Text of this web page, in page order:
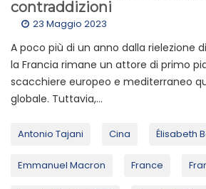
contraddizioni
23 Maggio 2023
A poco più di un anno dalla rielezione
la Francia rimane un attore di primo
scacchiere europeo e mediterraneo
globale. Tuttavia,...
Antonio Tajani Cina Élisabeth
Emmanuel Macron France